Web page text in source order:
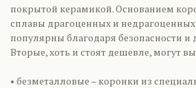
покрытой керамикой. Основанием
сплавы драгоценных и
популярны благодаря безопасности и
Вторые, хоть и стоят дешевле, могут
• безметалловые – коронки из